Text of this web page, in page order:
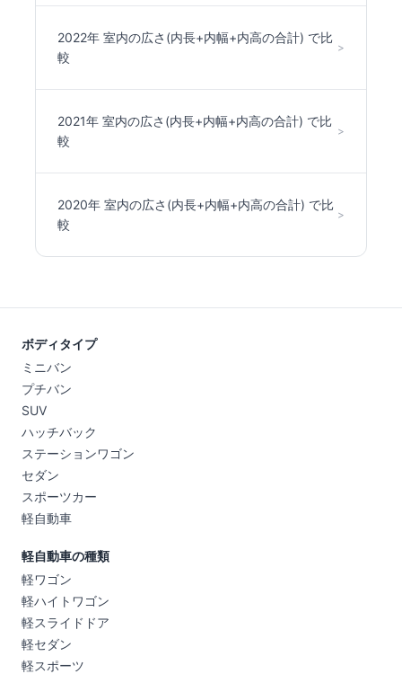
2022年 室内の広さ(内長+内幅+内高の合計) で比
較
>
2021年 室内の広さ(内長+内幅+内高の合計) で比
較
>
2020年 室内の広さ(内長+内幅+内高の合計) で比
較
>
ボディタイプ
ミニバン
プチバン
SUV
ハッチバック
ステーションワゴン
セダン
スポーツカー
軽自動車
軽自動車の種類
軽ワゴン
軽ハイトワゴン
軽スライドドア
軽セダン
軽スポーツ